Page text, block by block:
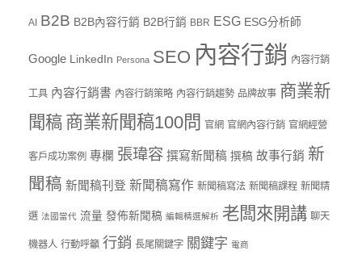
AI B2B B2B內容行銷 B2B行銷 BBR ESG ESG分析師
Google LinkedIn Persona SEO 內容行銷 內容行銷
工具 內容行銷書 內容行銷策略 內容行銷趨勢 品牌故事 商業新
聞稿 商業新聞稿100問 官網 官網內容行銷 官網經營
客戶成功案例 專欄 張瑋容 撰寫新聞稿 撰稿 故事行銷 新
聞稿 新聞稿刊登 新聞稿寫作 新聞稿寫法 新聞稿課程 新聞精
選 法國當代 流量 發佈新聞稿 編輯精選解析 老闆來開講 聊天
機器人 行動呼籲 行銷 長尾關鍵字 關鍵字 電商